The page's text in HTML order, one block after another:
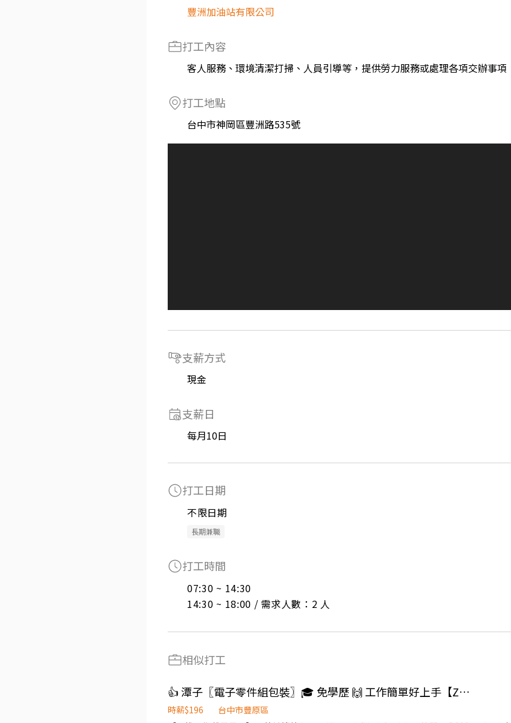
豐洲加油站有限公司
打工內容
客人服務、環境清潔打掃、人員引導等，提供勞力服務或處理各項交辦事項
打工地點
台中市神岡區豐洲路535號
支薪方式
現金
支薪日
每月10日
打工日期
不限日期
長期兼職
打工時間
07:30 ~ 14:30
14:30 ~ 18:00 / 需求人數：2 人
相似打工
👍 潭子〖電子零件組包裝〗🎓 免學歷 🙌 工作簡單好上手【Z】吉
時薪$196
台中市豐原區